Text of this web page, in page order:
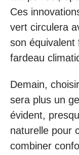
Ces
vert circulera
son équivalent
fardeau
Demain,
sera plus un
évident,
naturelle pour
combiner